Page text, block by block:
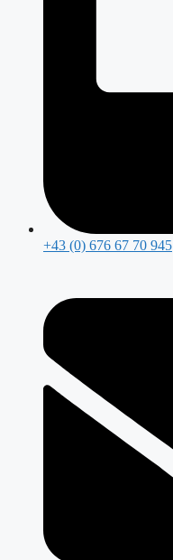
+43 (0) 676 67 70 945